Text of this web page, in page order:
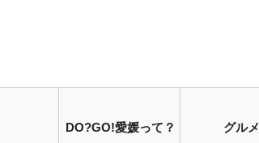
DO?GO!愛媛って？ グルメ